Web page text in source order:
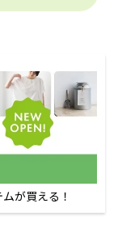
が買える！